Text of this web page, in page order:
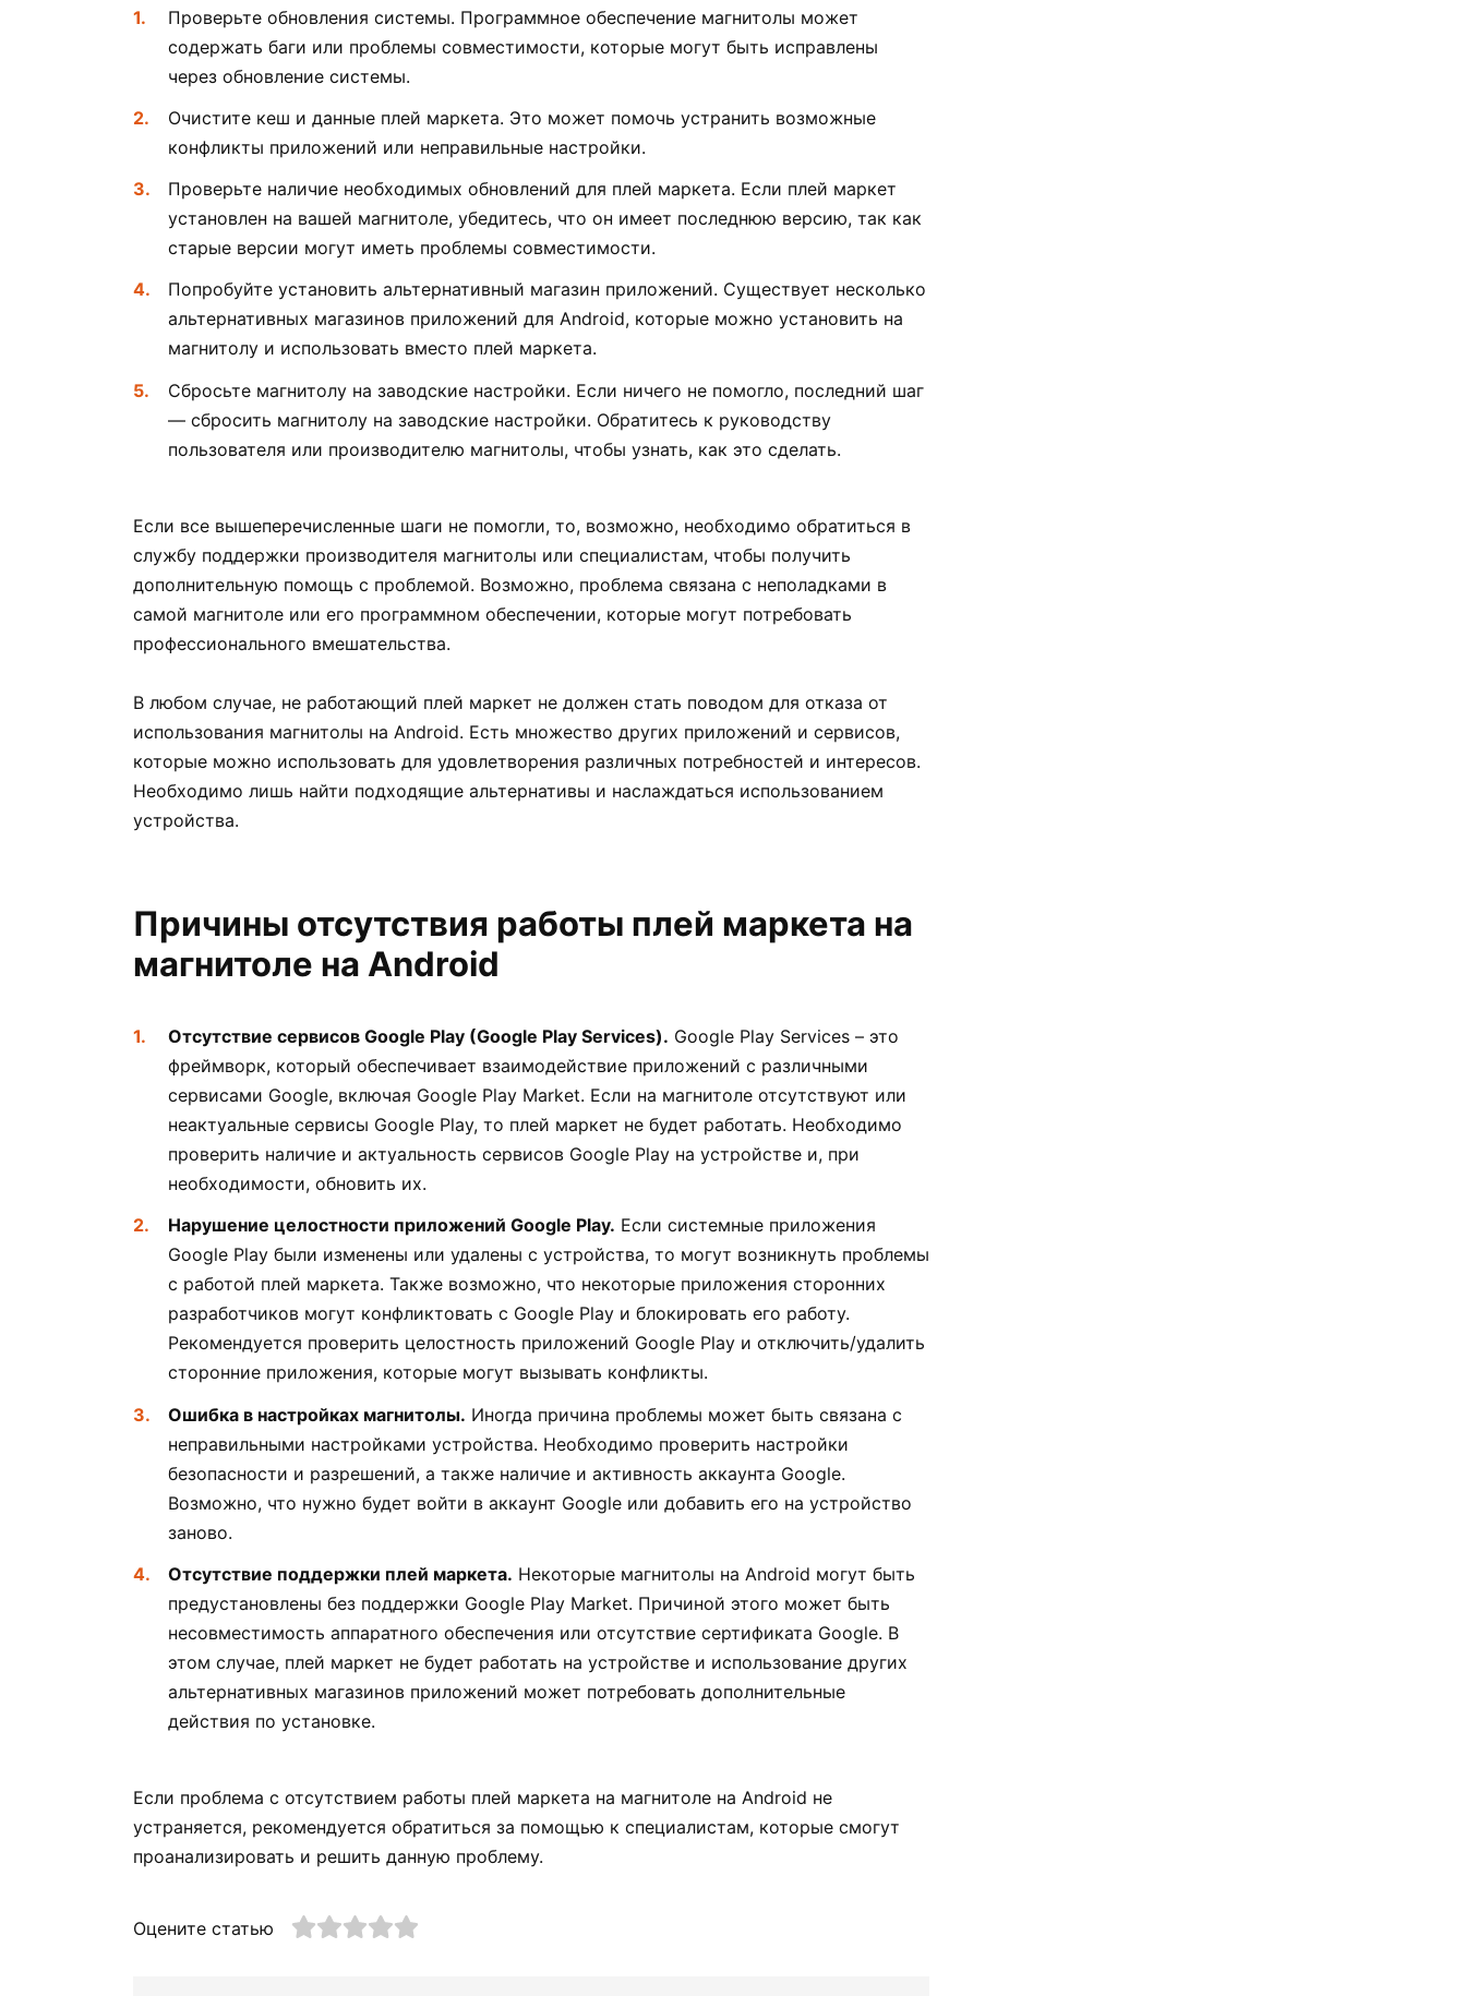
Проверьте обновления системы. Программное обеспечение магнитолы может
содержать баги или проблемы совместимости, которые могут быть исправлены
через обновление системы.
Очистите кеш и данные плей маркета. Это может помочь устранить возможные
конфликты приложений или неправильные настройки.
Проверьте наличие необходимых обновлений для плей маркета. Если плей маркет
установлен на вашей магнитоле, убедитесь, что он имеет последнюю версию, так как
старые версии могут иметь проблемы совместимости.
Попробуйте установить альтернативный магазин приложений. Существует несколько
альтернативных магазинов приложений для Android, которые можно установить на
магнитолу и использовать вместо плей маркета.
Сбросьте магнитолу на заводские настройки. Если ничего не помогло, последний шаг
— сбросить магнитолу на заводские настройки. Обратитесь к руководству
пользователя или производителю магнитолы, чтобы узнать, как это сделать.
Если все вышеперечисленные шаги не помогли, то, возможно, необходимо обратиться в
службу поддержки производителя магнитолы или специалистам, чтобы получить
дополнительную помощь с проблемой. Возможно, проблема связана с неполадками в
самой магнитоле или его программном обеспечении, которые могут потребовать
профессионального вмешательства.
В любом случае, не работающий плей маркет не должен стать поводом для отказа от
использования магнитолы на Android. Есть множество других приложений и сервисов,
которые можно использовать для удовлетворения различных потребностей и интересов.
Необходимо лишь найти подходящие альтернативы и наслаждаться использованием
устройства.
Причины отсутствия работы плей маркета на
магнитоле на Android
Отсутствие сервисов Google Play (Google Play Services). Google Play Services – это
фреймворк, который обеспечивает взаимодействие приложений с различными
сервисами Google, включая Google Play Market. Если на магнитоле отсутствуют или
неактуальные сервисы Google Play, то плей маркет не будет работать. Необходимо
проверить наличие и актуальность сервисов Google Play на устройстве и, при
необходимости, обновить их.
Нарушение целостности приложений Google Play. Если системные приложения
Google Play были изменены или удалены с устройства, то могут возникнуть проблемы
с работой плей маркета. Также возможно, что некоторые приложения сторонних
разработчиков могут конфликтовать с Google Play и блокировать его работу.
Рекомендуется проверить целостность приложений Google Play и отключить/удалить
сторонние приложения, которые могут вызывать конфликты.
Ошибка в настройках магнитолы. Иногда причина проблемы может быть связана с
неправильными настройками устройства. Необходимо проверить настройки
безопасности и разрешений, а также наличие и активность аккаунта Google.
Возможно, что нужно будет войти в аккаунт Google или добавить его на устройство
заново.
Отсутствие поддержки плей маркета. Некоторые магнитолы на Android могут быть
предустановлены без поддержки Google Play Market. Причиной этого может быть
несовместимость аппаратного обеспечения или отсутствие сертификата Google. В
этом случае, плей маркет не будет работать на устройстве и использование других
альтернативных магазинов приложений может потребовать дополнительные
действия по установке.
Если проблема с отсутствием работы плей маркета на магнитоле на Android не
устраняется, рекомендуется обратиться за помощью к специалистам, которые смогут
проанализировать и решить данную проблему.
Оцените статью